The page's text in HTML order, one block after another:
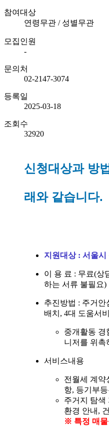
참여대상
연령무관 / 성별무관
모집인원
-
문의처
02-2147-3074
등록일
2025-03-18
조회수
32920
신청대상과 방
래와 같습니다.
지원대상 : 서울
이 용 료 : 무료(상
하는 서류 불필요)
추진방법 : 주거
배치, 4대 도움서
중개활동 경
니저를 위촉
서비스내용
전월세 계약
항, 등기부
주거지 탐색
환경 안내,
※ 특정 매물